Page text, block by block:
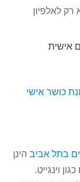
לאלפיון
אישית
בתל אביב הינן
וינגייט.